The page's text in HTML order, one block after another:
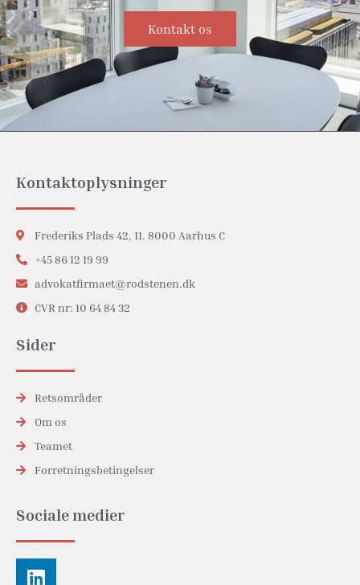
Kontakt os
Kontaktoplysninger
Frederiks Plads 42, 11. 8000 Aarhus C
+45 86 12 19 99
advokatfirmaet@rodstenen.dk
CVR nr: 10 64 84 32
Sider
Retsområder
Om os
Teamet
Forretningsbetingelser
Sociale medier
Linkedin